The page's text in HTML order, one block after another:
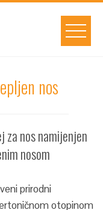
nos
za nos namijenjen
nosom
prirodni
otopinom